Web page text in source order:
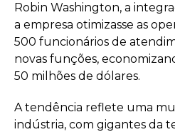
Robin Washington, a
a empresa otimizasse as
500 funcionários de
novas funções,
50 milhões de dólares.
A tendência reflete uma
indústria, com gigantes da